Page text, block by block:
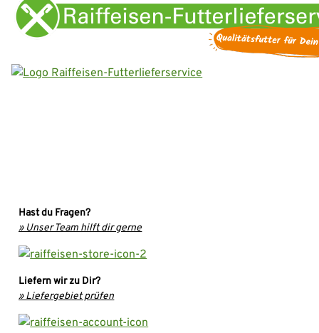
Hast du Fragen?
» Unser Team hilft dir gerne
Liefern wir zu Dir?
» Liefergebiet prüfen